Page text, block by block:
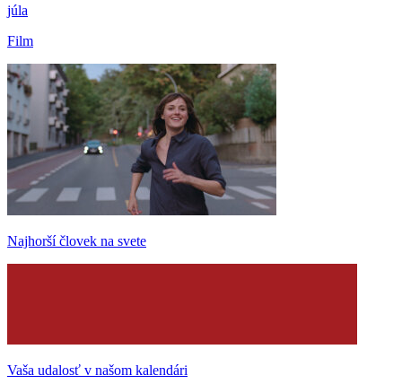
júla
Film
Najhorší človek na svete
Vaša udalosť v našom kalendári